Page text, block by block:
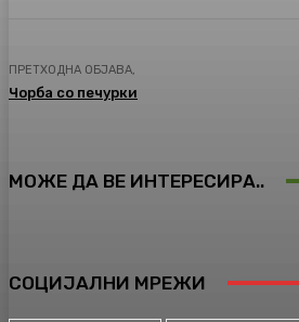
ПРЕТХОДНА ОБЈАВА,
Чорба со печурки
МОЖЕ ДА ВЕ ИНТЕРЕСИРА..
СОЦИЈАЛНИ МРЕЖИ